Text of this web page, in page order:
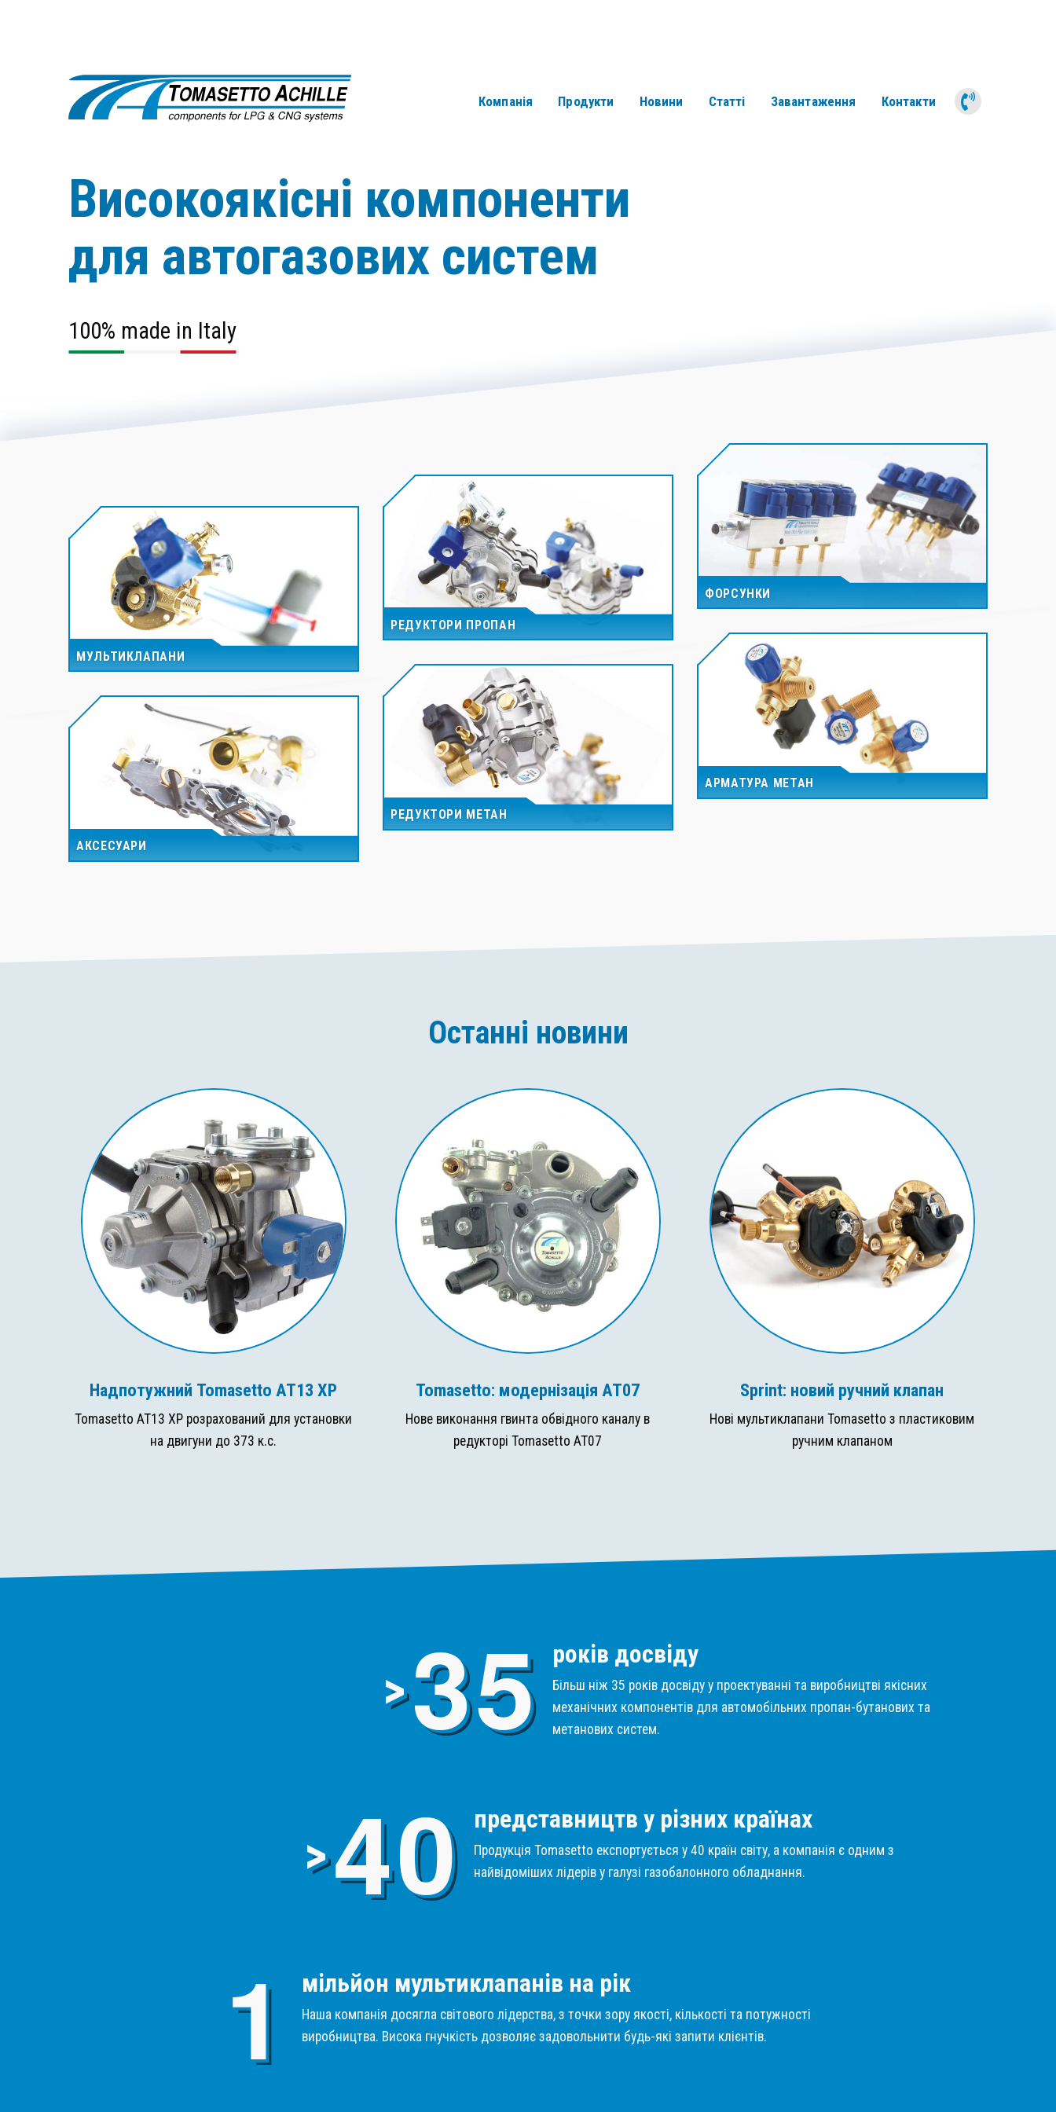
Компанія Продукти Новини Статті Завантаження Контакти
Високоякісні компоненти
для автогазових систем
100% made in Italy
МУЛЬТИКЛАПАНИ
РЕДУКТОРИ ПРОПАН
ФОРСУНКИ
АКСЕСУАРИ
РЕДУКТОРИ МЕТАН
АРМАТУРА МЕТАН
Останні новини
Надпотужний Tomasetto AT13 XP
Tomasetto AT13 XP розрахований для установки
на двигуни до 373 к.с.
Tomasetto: модернізація AT07
Нове виконання гвинта обвідного каналу в
редукторі Tomasetto AT07
Sprint: новий ручний клапан
Нові мультиклапани Tomasetto з пластиковим
ручним клапаном
>3
5
років досвіду
Більш ніж 35 років досвіду у проектуванні та виробництві якісних
механічних компонентів для автомобільних пропан-бутанових та
метанових систем.
>4
0
представництв у різних країнах
Продукція Tomasetto експортується у 40 країн світу, а компанія є одним з
найвідоміших лідерів у галузі газобалонного обладнання.
1
мільйон мультиклапанів на рік
Наша компанія досягла світового лідерства, з точки зору якості, кількості та потужності
виробництва. Висока гнучкість дозволяє задовольнити будь-які запити клієнтів.